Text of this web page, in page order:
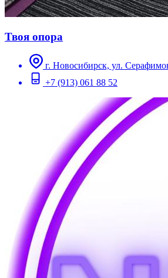
Твоя опора
г. Новосибирск, ул.
+7 (913) 061 88 52